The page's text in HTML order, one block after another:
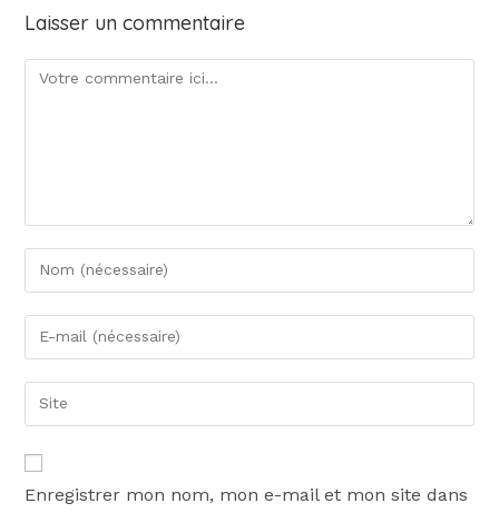
Laisser un commentaire
Enregistrer mon nom, mon e-mail et mon site dans